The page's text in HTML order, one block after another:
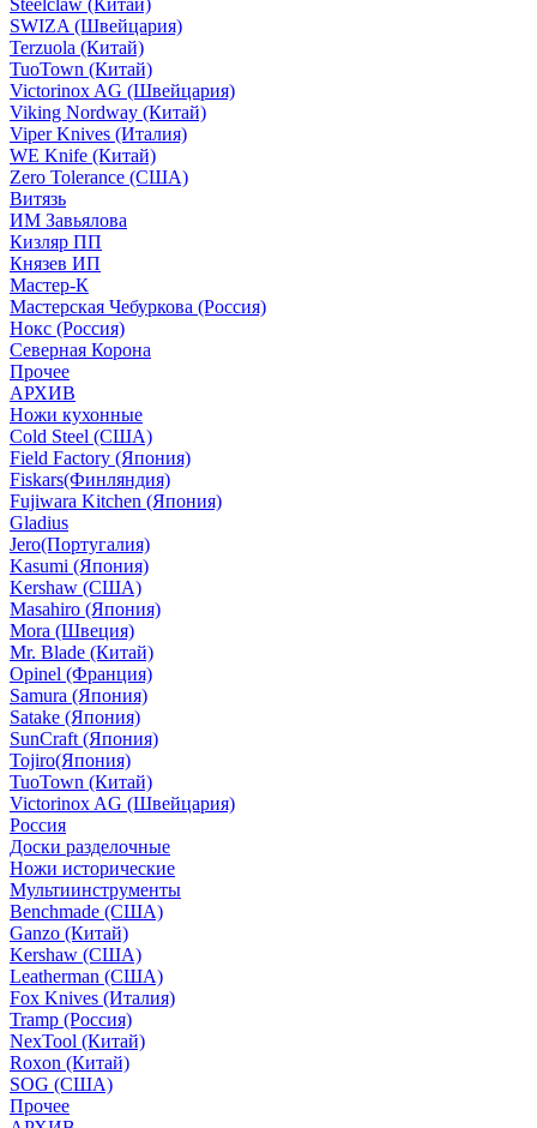
Steelclaw (Китай)
SWIZA (Швейцария)
Terzuola (Китай)
TuoTown (Китай)
Victorinox AG (Швейцария)
Viking Nordway (Китай)
Viper Knives (Италия)
WE Knife (Китай)
Zero Tolerance (США)
Витязь
ИМ Завьялова
Кизляр ПП
Князев ИП
Мастер-К
Мастерская Чебуркова (Россия)
Нокс (Россия)
Северная Корона
Прочее
АРХИВ
Ножи кухонные
Cold Steel (США)
Field Factory (Япония)
Fiskars(Финляндия)
Fujiwara Kitchen (Япония)
Gladius
Jero(Португалия)
Kasumi (Япония)
Kershaw (США)
Masahiro (Япония)
Mora (Швеция)
Mr. Blade (Китай)
Opinel (Франция)
Samura (Япония)
Satake (Япония)
SunCraft (Япония)
Tojiro(Япония)
TuoTown (Китай)
Victorinox AG (Швейцария)
Россия
Доски разделочные
Ножи исторические
Мультиинструменты
Benchmade (США)
Ganzo (Китай)
Kershaw (США)
Leatherman (США)
Fox Knives (Италия)
Tramp (Россия)
NexTool (Китай)
Roxon (Китай)
SOG (США)
Прочее